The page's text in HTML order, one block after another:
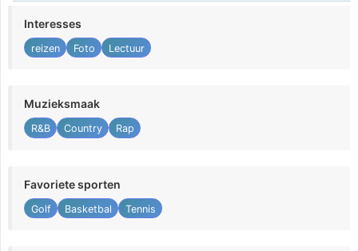
Interesses
reizen Foto Lectuur
Muzieksmaak
R&B Country Rap
Favoriete sporten
Golf Basketbal Tennis